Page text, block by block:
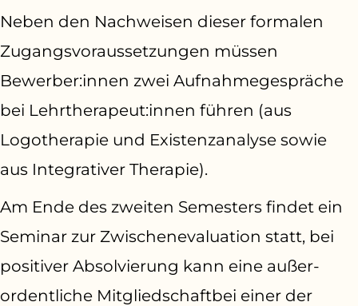
Neben den Nachweisen dieser formalen
Zugangsvor­aussetzungen müssen
Bewerber:innen zwei Aufnahmegespräche
bei Lehrtherapeut:in­nen führen (aus
Logotherapie und Existen­zanalyse sowie
aus Integrativer Therapie).
Am Ende des zweiten Semesters findet ein
Seminar zur Zwischenevaluation statt, bei
positiver Absolvierung kann eine außer­
ordentliche Mitgliedschaftbei einer der